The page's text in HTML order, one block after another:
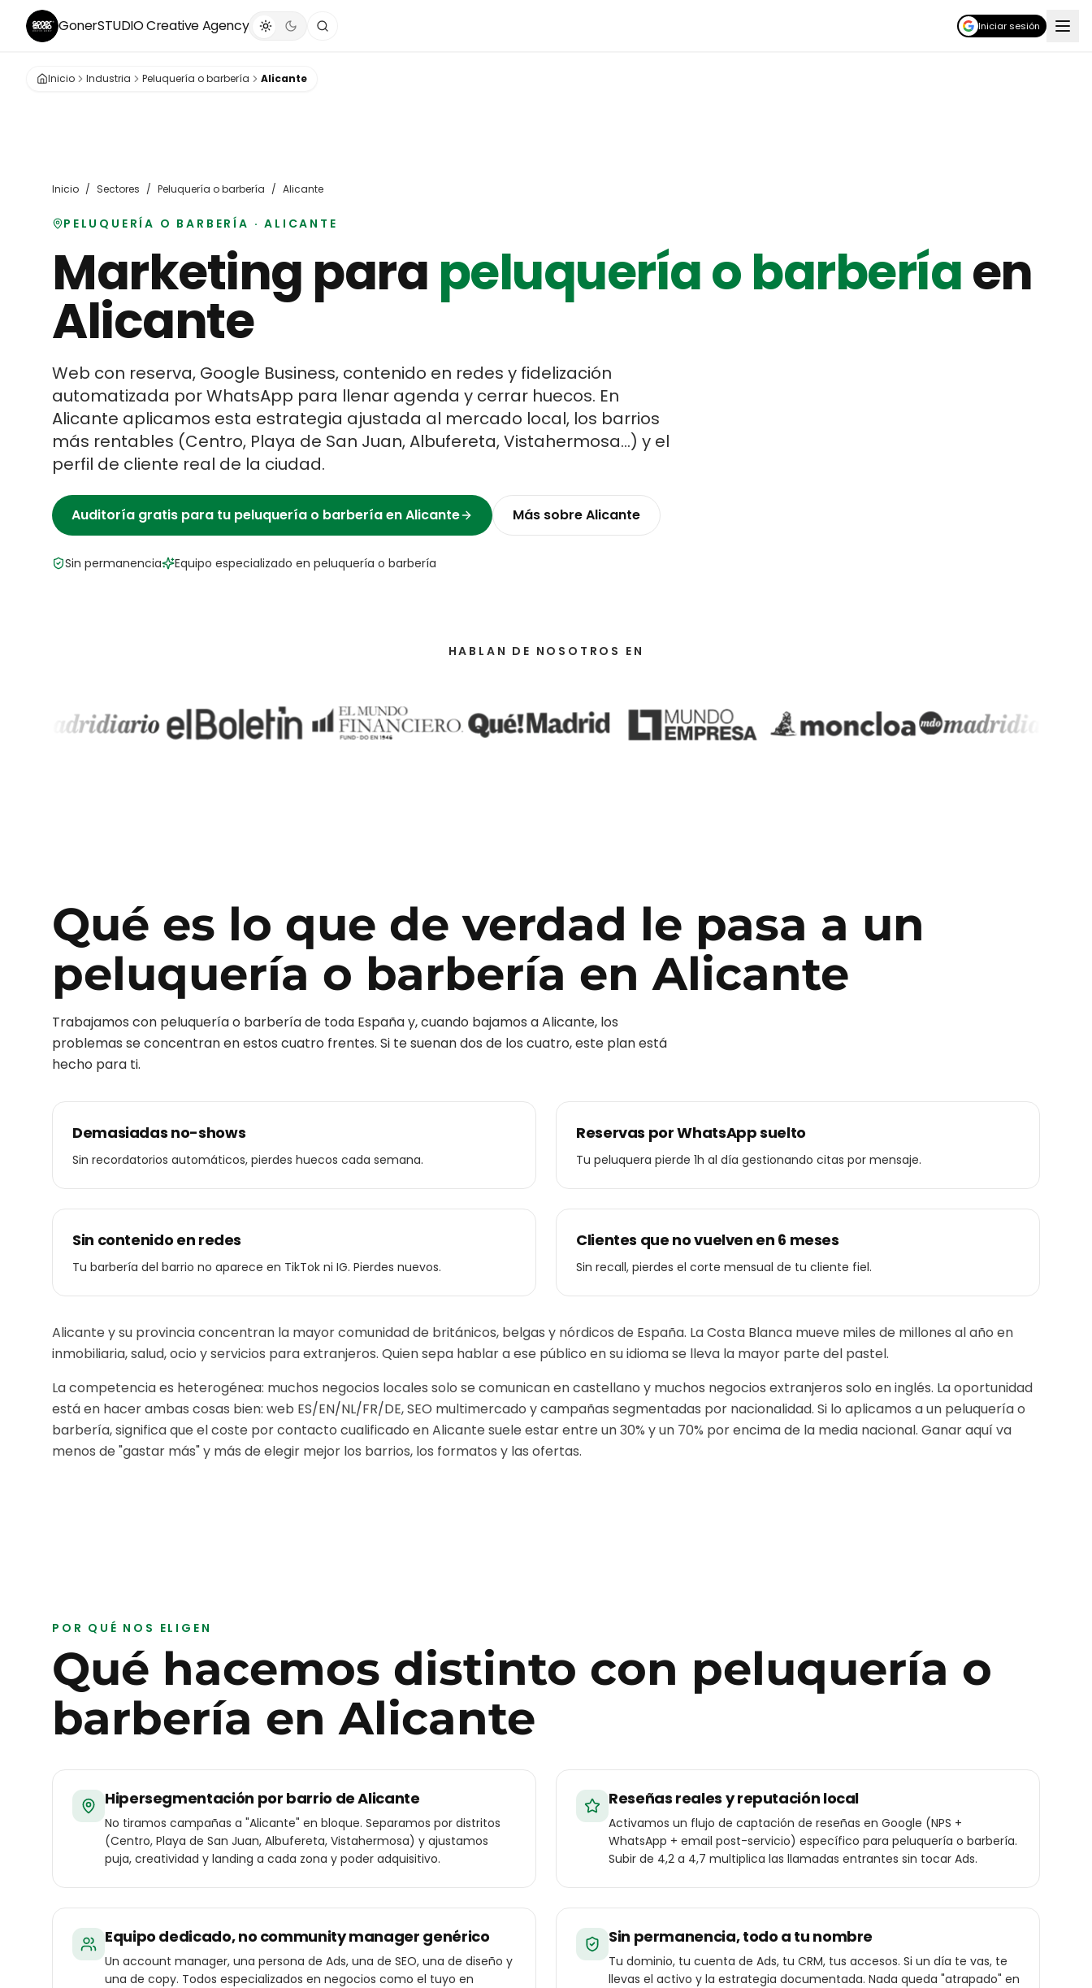
GonerSTUDIOCreative Agency Iniciar sesión
Inicio Industria Peluquería o barbería Alicante
Inicio / Sectores / Peluquería o barbería / Alicante
PELUQUERÍA O BARBERÍA ·ALICANTE
Marketing para peluquería o barberíaen
Alicante
Web con reserva, Google Business, contenido en redes y fidelización
automatizada por WhatsApp para llenar agenda y cerrar huecos. En
Alicante aplicamos esta estrategia ajustada al mercado local, los barrios
más rentables (Centro, Playa de San Juan, Albufereta, Vistahermosa…) y el
perfil de cliente real de la ciudad.
Auditoría gratis para tu peluquería o barberíaenAlicante Más sobreAlicante
Sin permanencia Equipo especializado en peluquería o barbería
HABLAN DE NOSOTROS EN
Qué es lo que de verdad le pasa a un
peluquería o barbería enAlicante
Trabajamos con peluquería o barberíade toda España y, cuando bajamos aAlicante, los
problemas se concentran en estos cuatro frentes. Si te suenan dos de los cuatro, este plan está
hecho para ti.
Demasiadas no-shows
Sin recordatorios automáticos, pierdes huecos cada semana.
Reservas por WhatsApp suelto
Tu peluquera pierde 1h al día gestionando citas por mensaje.
Sin contenido en redes
Tu barbería del barrio no aparece en TikTok ni IG. Pierdes nuevos.
Clientes que no vuelven en 6 meses
Sin recall, pierdes el corte mensual de tu cliente fiel.
Alicante y su provincia concentran la mayor comunidad de británicos, belgas y nórdicos de España. La Costa Blanca mueve miles de millones al año en
inmobiliaria, salud, ocio y servicios para extranjeros. Quien sepa hablar a ese público en su idioma se lleva la mayor parte del pastel.
La competencia es heterogénea: muchos negocios locales solo se comunican en castellano y muchos negocios extranjeros solo en inglés. La oportunidad
está en hacer ambas cosas bien: web ES/EN/NL/FR/DE, SEO multimercado y campañas segmentadas por nacionalidad. Si lo aplicamos a un peluquería o
barbería, significa que el coste por contacto cualificado enAlicante suele estar entre un 30% y un 70% por encima de la media nacional. Ganar aquí va
menos de "gastar más" y más de elegir mejor los barrios, los formatos y las ofertas.
POR QUÉ NOS ELIGEN
Qué hacemos distinto con peluquería o
barbería enAlicante
Hipersegmentación por barrio de Alicante
No tiramos campañas a "Alicante" en bloque. Separamos por distritos
(Centro, Playa de San Juan, Albufereta, Vistahermosa) y ajustamos
puja, creatividad y landing a cada zona y poder adquisitivo.
Reseñas reales y reputación local
Activamos un flujo de captación de reseñas en Google (NPS +
WhatsApp + email post-servicio) específico para peluquería o barbería.
Subir de 4,2 a 4,7 multiplica las llamadas entrantes sin tocar Ads.
Equipo dedicado, no community manager genérico
Un account manager, una persona de Ads, una de SEO, una de diseño y
una de copy. Todos especializados en negocios como el tuyo en
Sin permanencia, todo a tu nombre
Tu dominio, tu cuenta de Ads, tu CRM, tus accesos. Si un día te vas, te
llevas el activo y la estrategia documentada. Nada queda "atrapado" en